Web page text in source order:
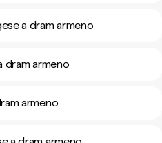
a dram armeno
dram armeno
armeno